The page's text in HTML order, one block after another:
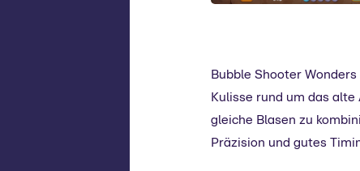
Bubble Shooter
Kulisse rund um das
gleiche Blasen zu
Präzision und gutes